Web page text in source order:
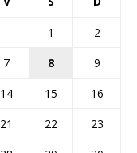
1
2
7 8
9
14 15
16
21 22
23